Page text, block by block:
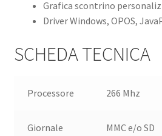
Grafica scontrino
Driver Windows, OPOS,
SCHEDA TECNICA
Processore 266 Mhz
Giornale
MMC e/o SD